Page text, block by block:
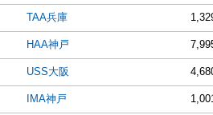
TAA兵庫
HAA神戸
USS大阪
IMA神戸